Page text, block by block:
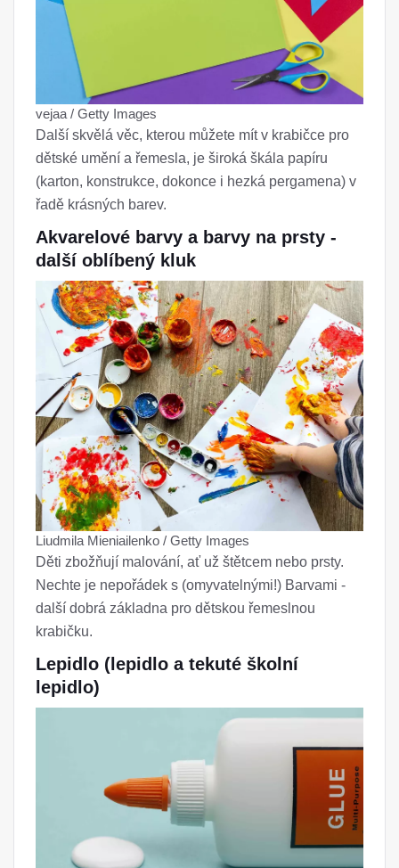
vejaa / Getty Images
Další skvělá věc, kterou můžete mít v krabičce pro
dětské umění a řemesla, je široká škála papíru
(karton, konstrukce, dokonce i hezká pergamena) v
řadě krásných barev.
Akvarelové barvy a barvy na prsty -
další oblíbený kluk
Liudmila Mieniailenko / Getty Images
Děti zbožňují malování, ať už štětcem nebo prsty.
Nechte je nepořádek s (omyvatelnými!) Barvami -
další dobrá základna pro dětskou řemeslnou
krabičku.
Lepidlo (lepidlo a tekuté školní
lepidlo)